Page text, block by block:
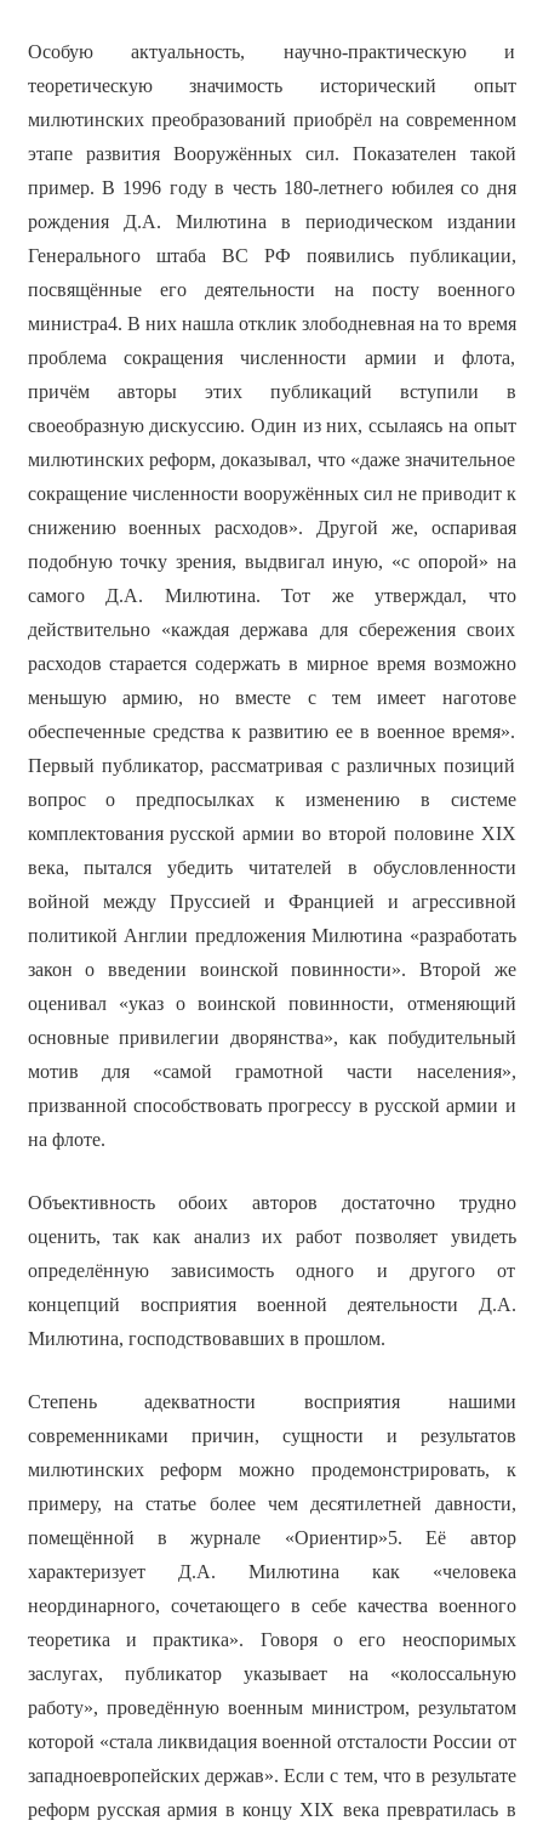
Особую актуальность, научно-практическую и
теоретическую значимость исторический опыт
милютинских преобразований приобрёл на современном
этапе развития Вооружённых сил. Показателен такой
пример. В 1996 году в честь 180-летнего юбилея со дня
рождения Д.А. Милютина в периодическом издании
Генерального штаба ВС РФ появились публикации,
посвящённые его деятельности на посту военного
министра4. В них нашла отклик злободневная на то время
проблема сокращения численности армии и флота,
причём авторы этих публикаций вступили в
своеобразную дискуссию. Один из них, ссылаясь на опыт
милютинских реформ, доказывал, что «даже значительное
сокращение численности вооружённых сил не приводит к
снижению военных расходов». Другой же, оспаривая
подобную точку зрения, выдвигал иную, «с опорой» на
самого Д.А. Милютина. Тот же утверждал, что
действительно «каждая держава для сбережения своих
расходов старается содержать в мирное время возможно
меньшую армию, но вместе с тем имеет наготове
обеспеченные средства к развитию ее в военное время».
Первый публикатор, рассматривая с различных позиций
вопрос о предпосылках к изменению в системе
комплектования русской армии во второй половине XIX
века, пытался убедить читателей в обусловленности
войной между Пруссией и Францией и агрессивной
политикой Англии предложения Милютина «разработать
закон о введении воинской повинности». Второй же
оценивал «указ о воинской повинности, отменяющий
основные привилегии дворянства», как побудительный
мотив для «самой грамотной части населения»,
призванной способствовать прогрессу в русской армии и
на флоте.
Объективность обоих авторов достаточно трудно
оценить, так как анализ их работ позволяет увидеть
определённую зависимость одного и другого от
концепций восприятия военной деятельности Д.А.
Милютина, господствовавших в прошлом.
Степень адекватности восприятия нашими
современниками причин, сущности и результатов
милютинских реформ можно продемонстрировать, к
примеру, на статье более чем десятилетней давности,
помещённой в журнале «Ориентир»5. Её автор
характеризует Д.А. Милютина как «человека
неординарного, сочетающего в себе качества военного
теоретика и практика». Говоря о его неоспоримых
заслугах, публикатор указывает на «колоссальную
работу», проведённую военным министром, результатом
которой «стала ликвидация военной отсталости России от
западноевропейских держав». Если с тем, что в результате
реформ русская армия в концу XIX века превратилась в